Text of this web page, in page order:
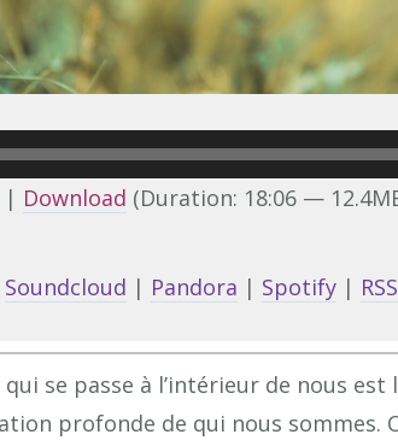
| Download (Duration: 18:06 —
Soundcloud | Pandora | Spotify | RSS
se passe à l’intérieur de nous est
profonde de qui nous sommes.